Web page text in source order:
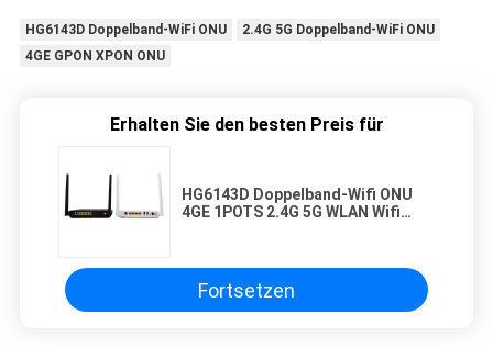
HG6143D Doppelband-WiFi ONU
2.4G 5G Doppelband-WiFi ONU
4GE GPON XPON ONU
Erhalten Sie den besten Preis für
HG6143D Doppelband-Wifi ONU
4GE 1POTS 2.4G 5G WLAN Wifi
Fortsetzen